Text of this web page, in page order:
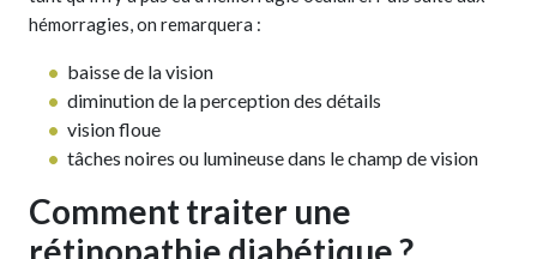
hémorragies, on remarquera :
baisse de la vision
diminution de la perception des détails
vision floue
tâches noires ou lumineuse dans le champ de vision
Comment traiter une